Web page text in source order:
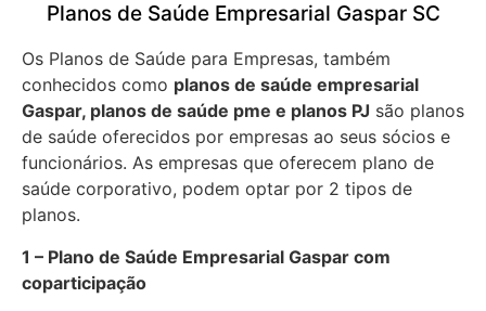
Planos de Saúde Empresarial Gaspar SC
Os Planos de Saúde para Empresas, também
conhecidos como planos de saúde empresarial
Gaspar, planos de saúde pme e planos PJ são planos
de saúde oferecidos por empresas ao seus sócios e
funcionários. As empresas que oferecem plano de
saúde corporativo, podem optar por 2 tipos de
planos.
1 – Plano de Saúde Empresarial Gaspar com
coparticipação